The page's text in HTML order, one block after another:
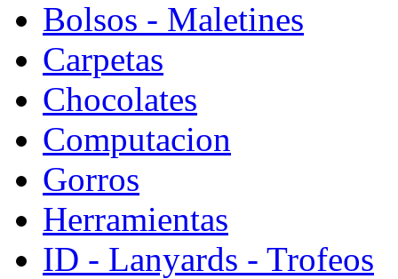
Bolsos - Maletines
Carpetas
Chocolates
Computacion
Gorros
Herramientas
ID - Lanyards - Trofeos